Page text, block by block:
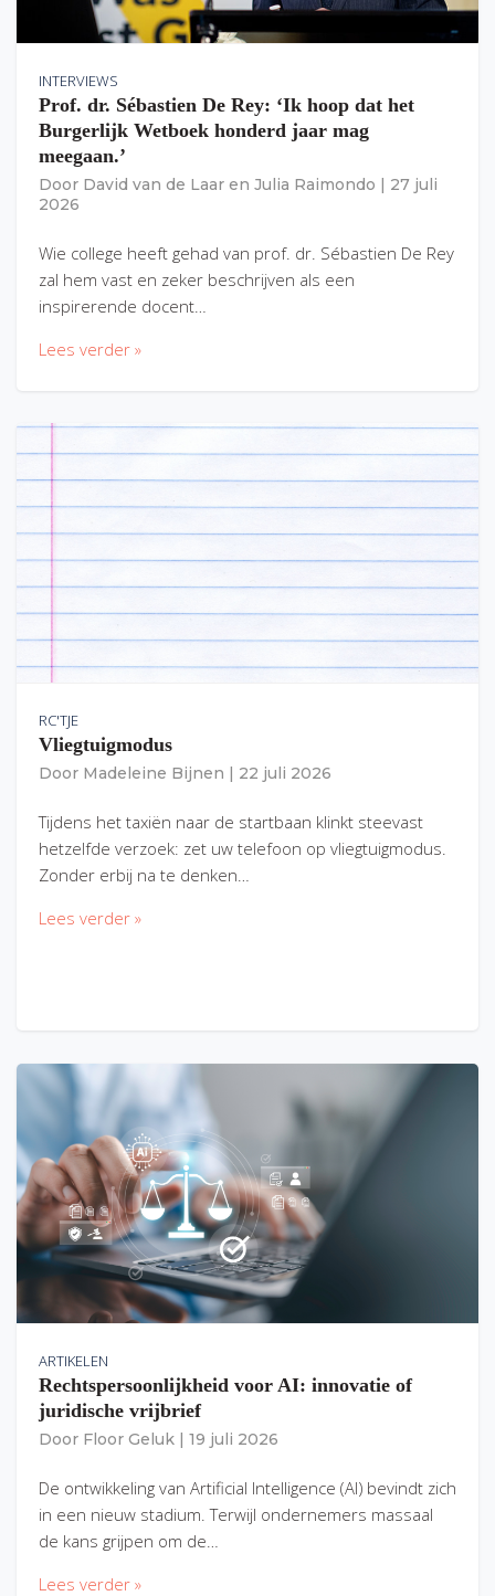
INTERVIEWS
Prof. dr. Sébastien De Rey: ‘Ik hoop dat het
Burgerlijk Wetboek honderd jaar mag
meegaan.’
Door David van de Laar en Julia Raimondo
27 juli
2026
Wie college heeft gehad van prof. dr. Sébastien De Rey
zal hem vast en zeker beschrijven als een
inspirerende docent…
Lees verder »
RC'TJE
Vliegtuigmodus
Door Madeleine Bijnen 22 juli 2026
Tijdens het taxiën naar de startbaan klinkt steevast
hetzelfde verzoek: zet uw telefoon op vliegtuigmodus.
Zonder erbij na te denken…
Lees verder »
ARTIKELEN
Rechtspersoonlijkheid voor AI: innovatie of
juridische vrijbrief
Door Floor Geluk 19 juli 2026
De ontwikkeling van Artificial Intelligence (AI) bevindt zich
in een nieuw stadium. Terwijl ondernemers massaal
de kans grijpen om de…
Lees verder »